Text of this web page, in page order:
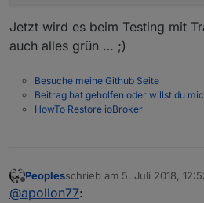
Jetzt wird es beim Testing mit
auch alles grün … ;)
Besuche meine Github Seite
Beitrag hat geholfen oder willst du
HowTo Restore ioBroker
Offline
Peoplesschrieb am 5. Juli 2018,
zuletzt editiert von
@apollon77: